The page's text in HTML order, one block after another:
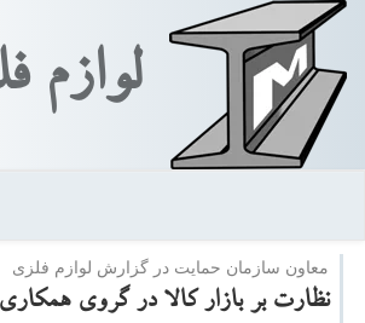
لوازم
معاون سازمان حمایت در گزارش لوازم فلزی
نظارت بر بازار كالا در گروی